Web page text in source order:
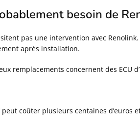
besoin de
pas une intervention avec
après installation.
remplacements concernent des ECU
coûter plusieurs centaines